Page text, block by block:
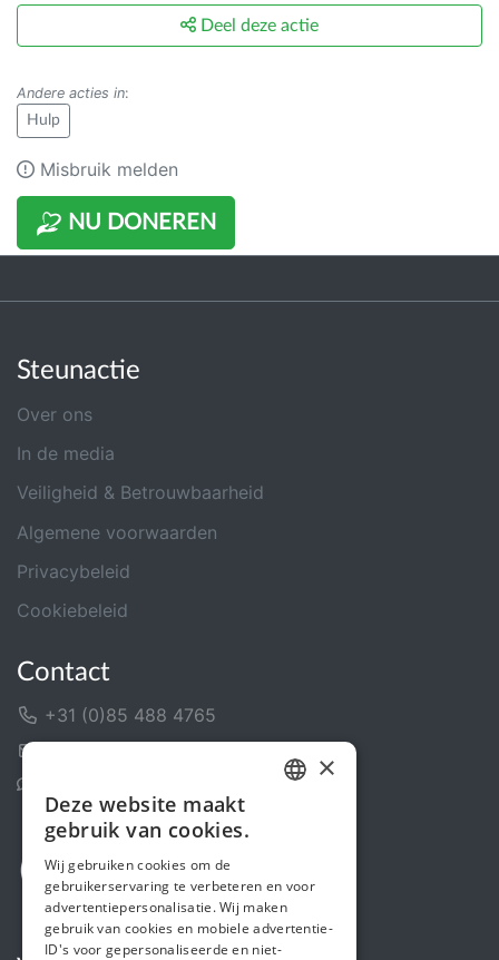
NU DONEREN
Deel deze actie
Andere acties in:
Hulp
Misbruik melden
Steunactie
Over ons
In de media
Veiligheid & Betrouwbaarheid
Algemene voorwaarden
Privacybeleid
Cookiebeleid
Contact
+31 (0)85 488 4765
ENGLISH
×
Deze website maakt
gebruik van cookies.
Wij gebruiken cookies om de
gebruikerservaring te verbeteren en voor
advertentiepersonalisatie. Wij maken
gebruik van cookies en mobiele advertentie-
ID's voor gepersonaliseerde en niet-